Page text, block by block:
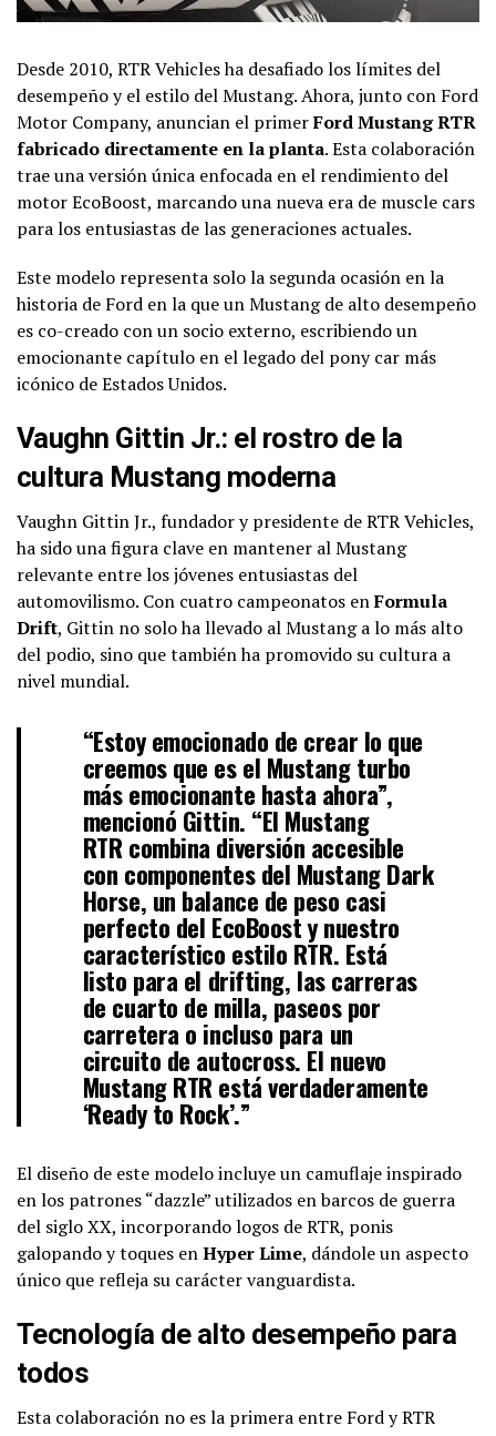
Desde 2010, RTR Vehicles ha desafiado los límites del
desempeño y el estilo del Mustang. Ahora, junto con Ford
Motor Company, anuncian el primerFord Mustang RTR
fabricado directamente en la planta. Esta colaboración
trae una versión única enfocada en el rendimiento del
motor EcoBoost, marcando una nueva era de muscle cars
para los entusiastas de las generaciones actuales.
Este modelo representa solo la segunda ocasión en la
historia de Ford en la que un Mustang de alto desempeño
es co-creado con un socio externo, escribiendo un
emocionante capítulo en el legado del pony car más
icónico de Estados Unidos.
Vaughn Gittin Jr.: el rostro de la
cultura Mustang moderna
Vaughn Gittin Jr., fundador y presidente de RTR Vehicles,
ha sido una figura clave en mantener al Mustang
relevante entre los jóvenes entusiastas del
automovilismo. Con cuatro campeonatos enFormula
Drift, Gittin no solo ha llevado al Mustang a lo más alto
del podio, sino que también ha promovido su cultura a
nivel mundial.
“Estoy emocionado de crear lo que
creemos que es el Mustang turbo
más emocionante hasta ahora”,
mencionó Gittin. “El Mustang
RTR combina diversión accesible
con componentes del Mustang Dark
Horse, un balance de peso casi
perfecto del EcoBoost y nuestro
característico estilo RTR. Está
listo para el drifting, las carreras
de cuarto de milla, paseos por
carretera o incluso para un
circuito de autocross. El nuevo
Mustang RTR está verdaderamente
‘Ready to Rock’.”
El diseño de este modelo incluye un camuflaje inspirado
en los patrones “dazzle” utilizados en barcos de guerra
del siglo XX, incorporando logos de RTR, ponis
galopando y toques enHyper Lime, dándole un aspecto
único que refleja su carácter vanguardista.
Tecnología de alto desempeño para
todos
Esta colaboración no es la primera entre Ford y RTR